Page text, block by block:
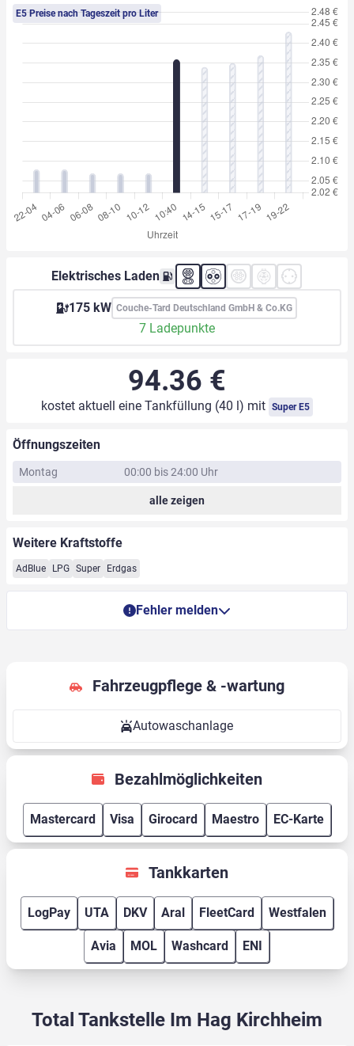
E5 Preise nach Tageszeit pro Liter
Elektrisches Laden
175 kW Couche-Tard Deutschland GmbH & Co.KG
7 Ladepunkte
94.36 €
kostet aktuell eine Tankfüllung (40 l) mit Super E5
Öffnungszeiten
Montag 00:00 bis 24:00 Uhr
alle zeigen
Weitere Kraftstoffe
AdBlue LPG Super Erdgas
Fehler melden
Fahrzeugpflege & -wartung
Autowaschanlage
Bezahlmöglichkeiten
Mastercard Visa Girocard Maestro EC-Karte
Tankkarten
LogPay UTA DKV Aral FleetCard Westfalen
Avia MOL Washcard ENI
Total Tankstelle Im Hag Kirchheim